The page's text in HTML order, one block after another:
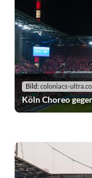
Bild: coloniacs-
Köln Choreo